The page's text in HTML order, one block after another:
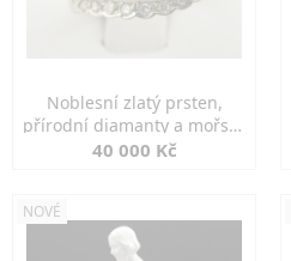
Noblesní zlatý prsten,
přírodní diamanty a mořské
perly
40 000 Kč
NOVÉ